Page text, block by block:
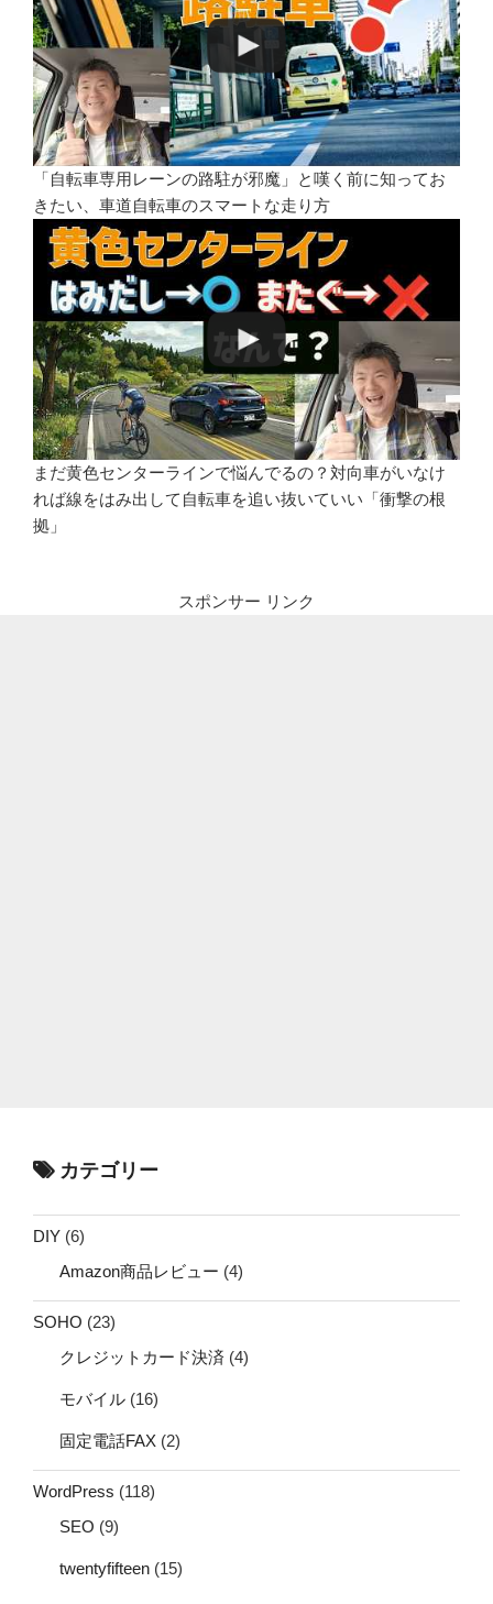
「自転車専用レーンの路駐が邪魔」と嘆く前に知ってお
きたい、車道自転車のスマートな走り方
まだ黄色センターラインで悩んでるの？対向車がいなけ
れば線をはみ出して自転車を追い抜いていい「衝撃の根
拠」
スポンサー リンク
カテゴリー
DIY (6)
Amazon商品レビュー (4)
SOHO (23)
クレジットカード決済 (4)
モバイル (16)
固定電話FAX (2)
WordPress (118)
SEO (9)
twentyfifteen (15)